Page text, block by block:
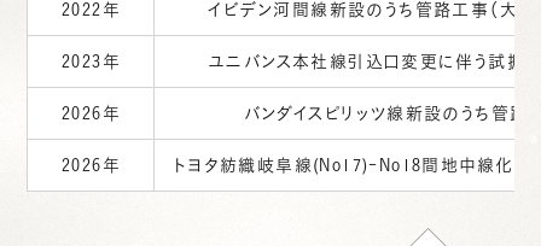
2022年 イビデン河間線新設のうち管路工事（大垣
2023年 ユニバンス本社線引込口変更に伴う試掘
2026年 バンダイスピリッツ線新設のうち管路
2026年 トヨタ紡織岐阜線(No17)-No18間地中線化の